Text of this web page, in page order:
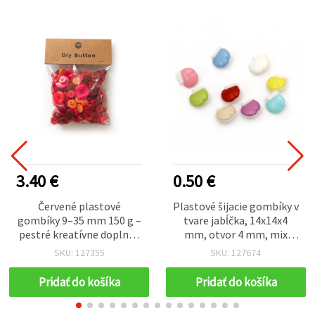
3.40 €
Červené plastové
gombíky 9–35 mm 150 g –
pestré kreatívne doplnky
na šitie, scrapbooking a
SKU: 127355
Pridať do košíka
0.50 €
Plastové šijacie gombíky v
tvare jabĺčka, 14x14x4
mm, otvor 4 mm, mix
farieb - 20 ks
SKU: 127674
Pridať do košíka